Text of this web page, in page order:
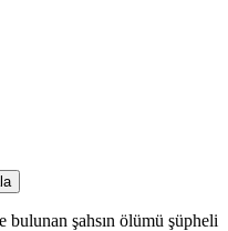
bulunan şahsın ölümü şüpheli